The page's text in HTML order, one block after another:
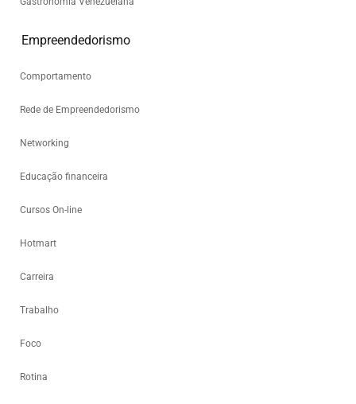
Empreendedorismo
Comportamento
Rede de Empreendedorismo
Networking
Educação financeira
Cursos On-line
Hotmart
Carreira
Trabalho
Foco
Rotina